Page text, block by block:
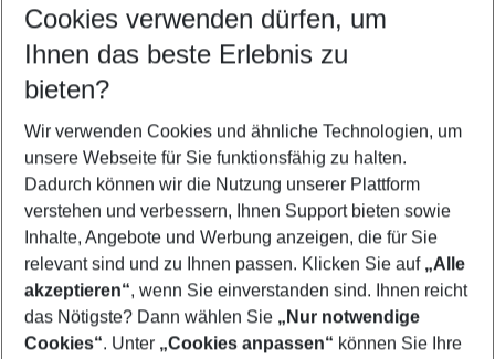
Customize your offer
Find the perfect deal which suits your best
Your departure airport
Any airport
Select your date range
10/08/26–08/08/27 5-8 nights
Who will travel
2 adults No children
Show more filter
Cookies verwenden dürfen, um
Ihnen das beste Erlebnis zu
bieten?
Wir verwenden Cookies und ähnliche Technologien, um
unsere Webseite für Sie funktionsfähig zu halten.
Dadurch können wir die Nutzung unserer Plattform
verstehen und verbessern, Ihnen Support bieten sowie
Inhalte, Angebote und Werbung anzeigen, die für Sie
relevant sind und zu Ihnen passen. Klicken Sie auf „Alle
akzeptieren“, wenn Sie einverstanden sind. Ihnen reicht
das Nötigste? Dann wählen Sie „Nur notwendige
Cookies“. Unter „Cookies anpassen“ können Sie Ihre